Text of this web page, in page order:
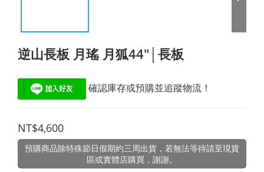
逆山長板 月瑤 月狐44"│長板
確認庫存或預購並追蹤物流！
NT$4,600
預購商品除特殊節日假期約三周出貨，若無法等待請至現貨
區或實體店購買，謝謝。